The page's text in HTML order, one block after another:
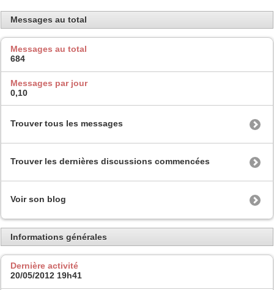
Messages au total
Messages au total
684
Messages par jour
0,10
Trouver tous les messages
Trouver les dernières discussions commencées
Voir son blog
Informations générales
Dernière activité
20/05/2012 19h41